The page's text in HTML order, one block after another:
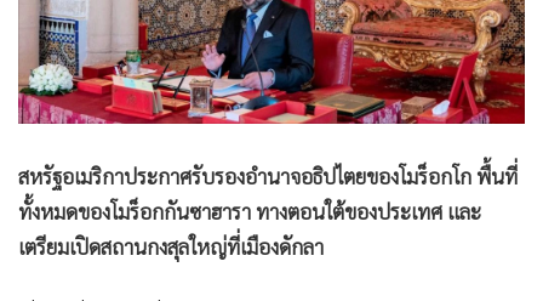
Management & HR
• MGR Live
• Infographic
• การเมือง
• ท่องเที่ยว
• กีฬา
• ต่างประเทศ
สหรัฐอเมริกาประกาศรับรองอำนาจอธิปไตยของโมร็อกโก พื้นที่
ทั้งหมดของโมร็อกกันซาฮารา ทางตอนใต้ของประเทศ และ
เตรียมเปิดสถานกงสุลใหญ่ที่เมืองดักลา